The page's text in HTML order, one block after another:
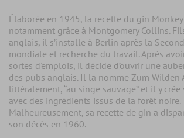
Élaborée en 1945, la recette du gin
notamment grâce à Montgomery Collins.
anglais, il s’installe à Berlin après la
mondiale et recherche du travail. Après
sortes d'emplois, il décide d’ouvrir une
des pubs anglais. Il la nomme Zum Wilden
littéralement, “au singe sauvage” et il y
avec des ingrédients issus de la forêt noire.
Malheureusement, sa recette de gin a
son décès en 1960.